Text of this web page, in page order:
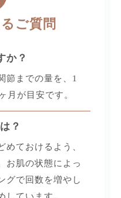
ご質問
か？
節までの量を、1
月が目安です。
？
めておけるよう、
お肌の状態によっ
グで回数を増やし